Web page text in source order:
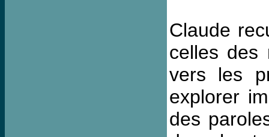
Claude
celles des
vers les
explorer
des